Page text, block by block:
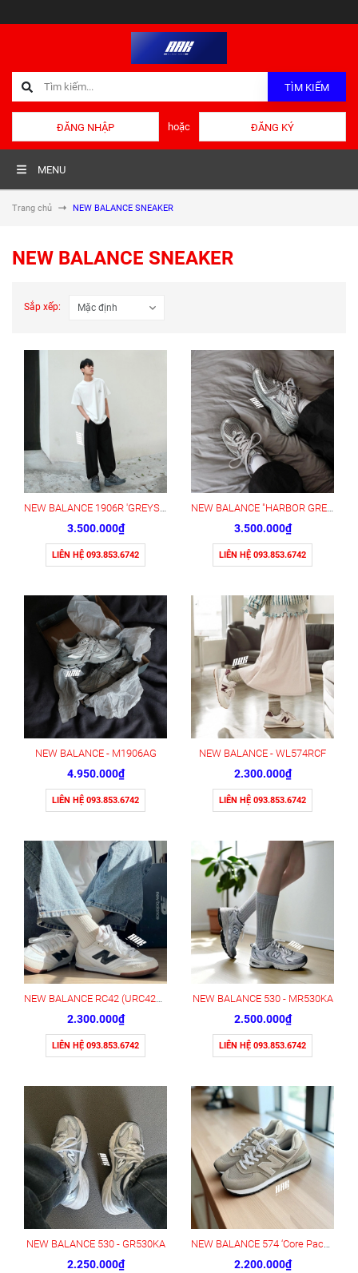
TÌM KIẾM
ĐĂNG NHẬP hoặc ĐĂNG KÝ
MENU
Trang chủ NEW BALANCE SNEAKER
NEW BALANCE SNEAKER
Sắp xếp:
NEW BALANCE 1906R 'GREYSCALE' - M1906RHX
3.500.000₫
LIÊN HỆ 093.853.6742
NEW BALANCE "HARBOR GREY" - M1906REH
3.500.000₫
LIÊN HỆ 093.853.6742
NEW BALANCE - M1906AG
4.950.000₫
LIÊN HỆ 093.853.6742
NEW BALANCE - WL574RCF
2.300.000₫
LIÊN HỆ 093.853.6742
NEW BALANCE RC42 (URC42LA) "WHITE/BLACK"
2.300.000₫
LIÊN HỆ 093.853.6742
NEW BALANCE 530 - MR530KA
2.500.000₫
LIÊN HỆ 093.853.6742
NEW BALANCE 530 - GR530KA
2.250.000₫
NEW BALANCE 574 ‘Core Pack’ (ML574EVG)
2.200.000₫